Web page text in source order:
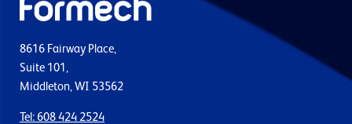
8616 Fairway Place,
Suite 101,
Middleton, WI 53562
Tel: 608 424 2524